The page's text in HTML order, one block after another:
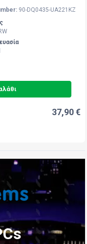
90-DQ0435-UA221KZ
37,90 €